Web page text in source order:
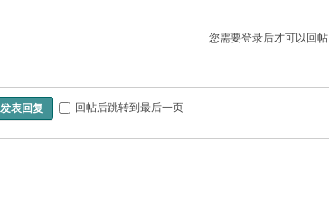
您需要登录后才可以回帖
发表回复 回帖后跳转到最后一页